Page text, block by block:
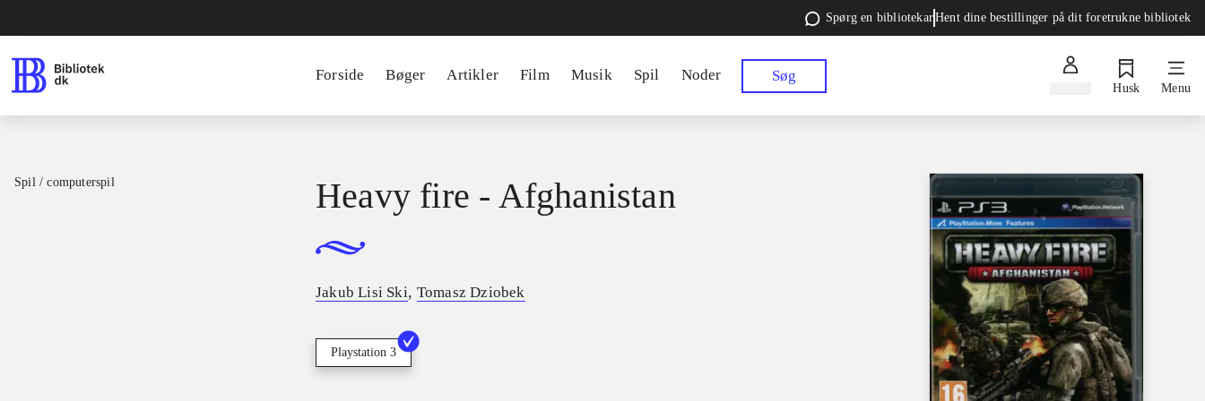
Spørg en bibliotekarHent dine bestillinger på dit foretrukne bibliotek
Forside Bøger Artikler Film Musik Spil Noder Søg
Husk Menu
Spil / computerspil Heavy fire - Afghanistan
Jakub Lisi Ski, Tomasz Dziobek
Playstation 3